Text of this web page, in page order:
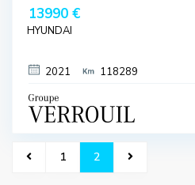
13990 €
HYUNDAI
2021 118289
1 2